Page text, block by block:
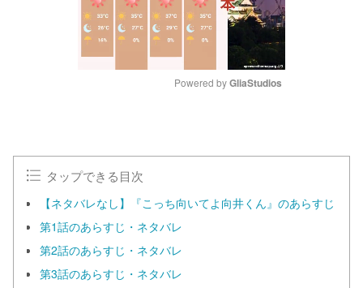
Powered by GliaStudios
タップできる目次
【ネタバレなし】『こっち向いてよ向井くん』のあらすじ
第1話のあらすじ・ネタバレ
第2話のあらすじ・ネタバレ
第3話のあらすじ・ネタバレ